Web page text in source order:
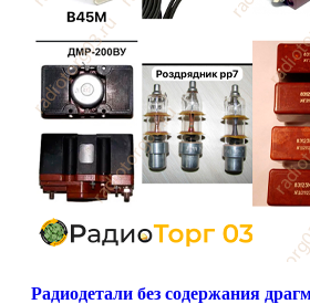
Радиодетали без содержания